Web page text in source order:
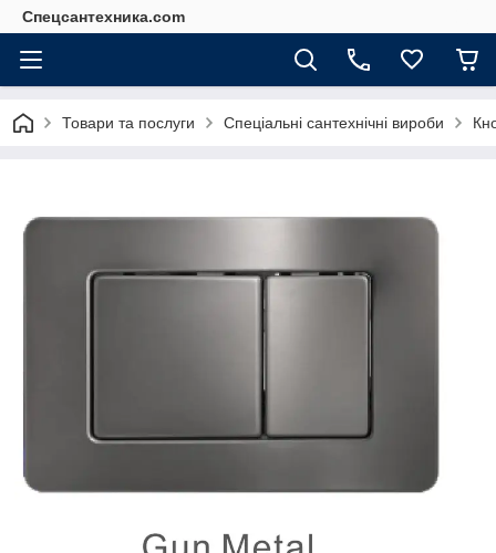
Спецсантехника.com
Товари та послуги Спеціальні сантехнічні вироби